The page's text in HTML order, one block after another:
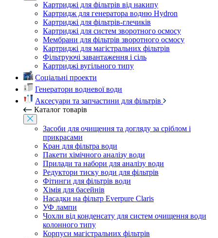
Картриджі для фільтрів від накипу
Картридж для генератора водню Hydron
Картриджі для фільтрів-глечиків
Картриджі для систем зворотного осмосу
Мембрани для фільтрів зворотного осмосу
Картриджі для магістральних фільтрів
Фільтруючі завантаження і сіль
Картриджі вугільного типу
Соціальні проекти
Генератори водневої води
Аксесуари та запчастини для фільтрів
Каталог товарів
Засоби для очищення та догляду за сріблом і
прикрасами
Кран для фільтра води
Пакети хімічного аналізу води
Прилади та набори для аналізу води
Редуктори тиску води для фільтрів
Фітинги для фільтрів води
Хімія для басейнів
Насадки на фільтр Everpure Claris
УФ лампи
Чохли від конденсату для систем очищення води
колонного типу
Корпуси магістральних фільтрів